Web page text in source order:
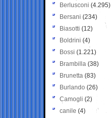
Berlusconi (4.295)
Bersani (234)
Biasotti (12)
Boldrini (4)
Bossi (1.221)
Brambilla (38)
Brunetta (83)
Burlando (26)
Camogli (2)
canile (4)